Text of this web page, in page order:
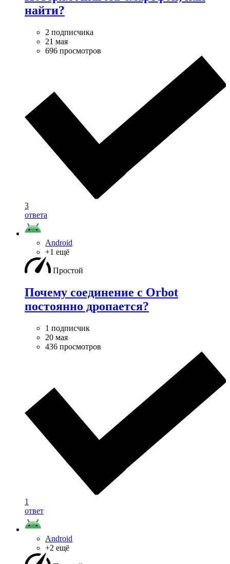
найти?
2 подписчика
21 мая
696 просмотров
3
ответа
Android
+1 ещё
Простой
Почему соединение с Orbot
постоянно дропается?
1 подписчик
20 мая
436 просмотров
1
ответ
Android
+2 ещё